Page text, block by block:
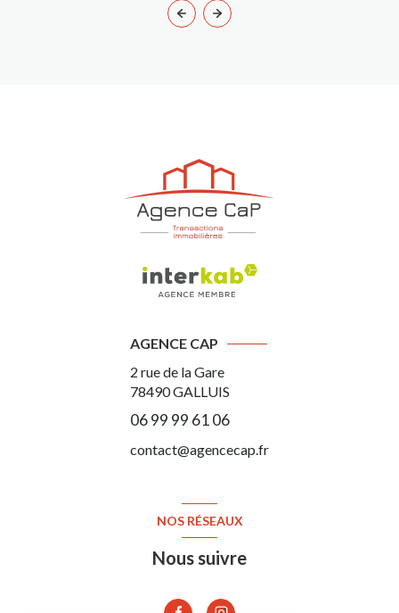
AGENCE CAP
2 rue de la Gare
78490GALLUIS
06 99 99 61 06
contact@agencecap.fr
NOS RÉSEAUX
Nous suivre